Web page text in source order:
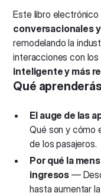
Este libro
conversacionales
remodelando la
interacciones con
inteligente y más
Qué aprenderás
El auge de las
Qué son y cómo
de los pasajeros.
Por qué la
ingresos —
hasta aumentar